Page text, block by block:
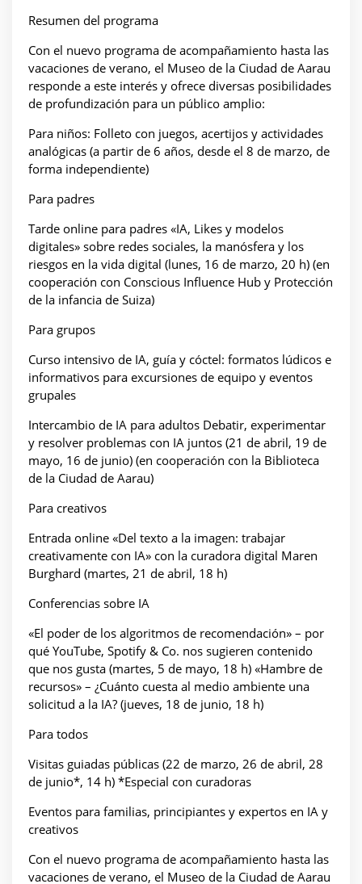
Resumen del programa
Con el nuevo programa de acompañamiento hasta las
vacaciones de verano, el Museo de la Ciudad de Aarau
responde a este interés y ofrece diversas posibilidades
de profundización para un público amplio:
Para niños: Folleto con juegos, acertijos y actividades
analógicas (a partir de 6 años, desde el 8 de marzo, de
forma independiente)
Para padres
Tarde online para padres «IA, Likes y modelos
digitales» sobre redes sociales, la manósfera y los
riesgos en la vida digital (lunes, 16 de marzo, 20 h) (en
cooperación con Conscious Influence Hub y Protección
de la infancia de Suiza)
Para grupos
Curso intensivo de IA, guía y cóctel: formatos lúdicos e
informativos para excursiones de equipo y eventos
grupales
Intercambio de IA para adultos Debatir, experimentar
y resolver problemas con IA juntos (21 de abril, 19 de
mayo, 16 de junio) (en cooperación con la Biblioteca
de la Ciudad de Aarau)
Para creativos
Entrada online «Del texto a la imagen: trabajar
creativamente con IA» con la curadora digital Maren
Burghard (martes, 21 de abril, 18 h)
Conferencias sobre IA
«El poder de los algoritmos de recomendación» – por
qué YouTube, Spotify & Co. nos sugieren contenido
que nos gusta (martes, 5 de mayo, 18 h) «Hambre de
recursos» – ¿Cuánto cuesta al medio ambiente una
solicitud a la IA? (jueves, 18 de junio, 18 h)
Para todos
Visitas guiadas públicas (22 de marzo, 26 de abril, 28
de junio*, 14 h) *Especial con curadoras
Eventos para familias, principiantes y expertos en IA y
creativos
Con el nuevo programa de acompañamiento hasta las
vacaciones de verano, el Museo de la Ciudad de Aarau